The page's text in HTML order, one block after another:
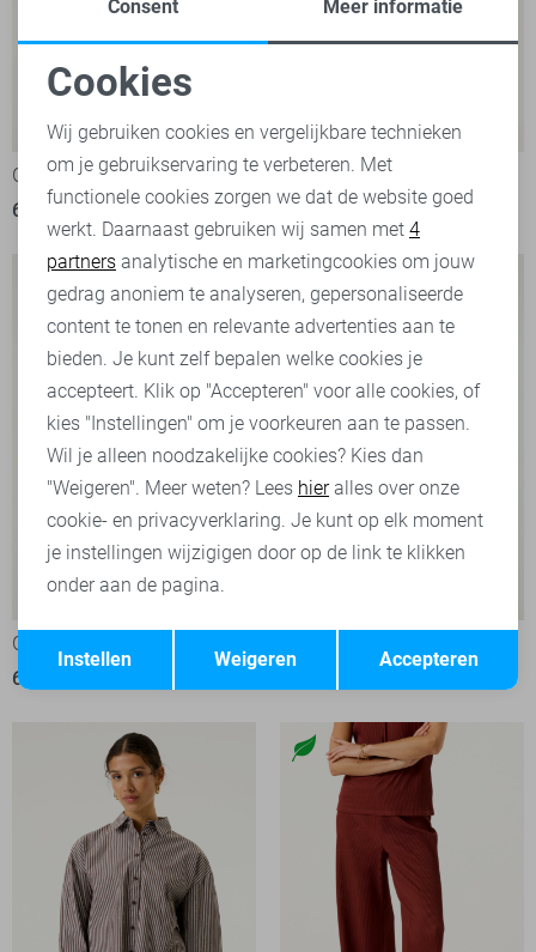
Garcia Trui
69,99
Garcia sweater
59,99
Garcia sweater
69,99
Noodzakelijke cookies
Personalisatie cookies
Analytische cookies
Marketing cookies
Terug Opslaan
Consent Meer informatie
Cookies
Wij gebruiken cookies en vergelijkbare technieken
om je gebruikservaring te verbeteren. Met
functionele cookies zorgen we dat de website goed
werkt. Daarnaast gebruiken wij samen met 4
partners analytische en marketingcookies om jouw
gedrag anoniem te analyseren, gepersonaliseerde
content te tonen en relevante advertenties aan te
bieden. Je kunt zelf bepalen welke cookies je
accepteert. Klik op "Accepteren" voor alle cookies, of
kies "Instellingen" om je voorkeuren aan te passen.
Wil je alleen noodzakelijke cookies? Kies dan
"Weigeren". Meer weten? Lees hieralles over onze
cookie- en privacyverklaring. Je kunt op elk moment
je instellingen wijzigigen door op de link te klikken
onder aan de pagina.
Accepteren
Weigeren
Instellen